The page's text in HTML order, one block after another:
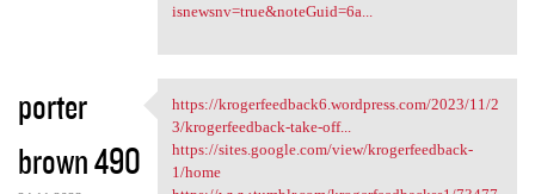
isnewsnv=true&noteGuid=6a...
porter
brown 490
https://krogerfeedback6
https://krogerfeedback6.wordpress.com/2023/11/2
3/krogerfeedback-take-off...
https://sites.google.com/view/krogerfeedback-
1/home